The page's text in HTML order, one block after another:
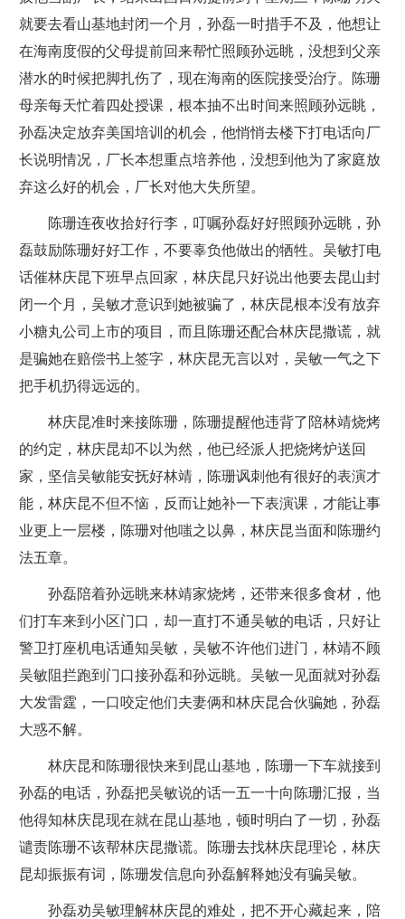
就要去看山基地封闭一个月，孙磊一时措手不及，他想让
在海南度假的父母提前回来帮忙照顾孙远眺，没想到父亲
潜水的时候把脚扎伤了，现在海南的医院接受治疗。陈珊
母亲每天忙着四处授课，根本抽不出时间来照顾孙远眺，
孙磊决定放弃美国培训的机会，他悄悄去楼下打电话向厂
长说明情况，厂长本想重点培养他，没想到他为了家庭放
弃这么好的机会，厂长对他大失所望。
陈珊连夜收拾好行李，叮嘱孙磊好好照顾孙远眺，孙
磊鼓励陈珊好好工作，不要辜负他做出的牺牲。吴敏打电
话催林庆昆下班早点回家，林庆昆只好说出他要去昆山封
闭一个月，吴敏才意识到她被骗了，林庆昆根本没有放弃
小糖丸公司上市的项目，而且陈珊还配合林庆昆撒谎，就
是骗她在赔偿书上签字，林庆昆无言以对，吴敏一气之下
把手机扔得远远的。
林庆昆准时来接陈珊，陈珊提醒他违背了陪林靖烧烤
的约定，林庆昆却不以为然，他已经派人把烧烤炉送回
家，坚信吴敏能安抚好林靖，陈珊讽刺他有很好的表演才
能，林庆昆不但不恼，反而让她补一下表演课，才能让事
业更上一层楼，陈珊对他嗤之以鼻，林庆昆当面和陈珊约
法五章。
孙磊陪着孙远眺来林靖家烧烤，还带来很多食材，他
们打车来到小区门口，却一直打不通吴敏的电话，只好让
警卫打座机电话通知吴敏，吴敏不许他们进门，林靖不顾
吴敏阻拦跑到门口接孙磊和孙远眺。吴敏一见面就对孙磊
大发雷霆，一口咬定他们夫妻俩和林庆昆合伙骗她，孙磊
大惑不解。
林庆昆和陈珊很快来到昆山基地，陈珊一下车就接到
孙磊的电话，孙磊把吴敏说的话一五一十向陈珊汇报，当
他得知林庆昆现在就在昆山基地，顿时明白了一切，孙磊
谴责陈珊不该帮林庆昆撒谎。陈珊去找林庆昆理论，林庆
昆却振振有词，陈珊发信息向孙磊解释她没有骗吴敏。
孙磊劝吴敏理解林庆昆的难处，把不开心藏起来，陪